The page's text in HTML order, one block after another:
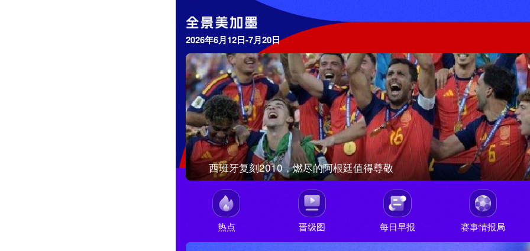
2026年6月12日-7月20日
西班牙复刻2010，燃尽的阿根廷值得尊敬
热点 晋级图 每日早报 赛事情报局